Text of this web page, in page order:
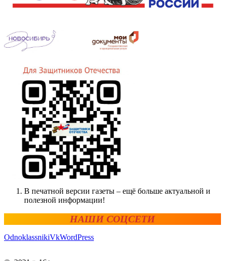
В печатной версии газеты – ещё больше актуальной и
полезной информации!
НАШИ СОЦСЕТИ
OdnoklassnikiVkWordPress